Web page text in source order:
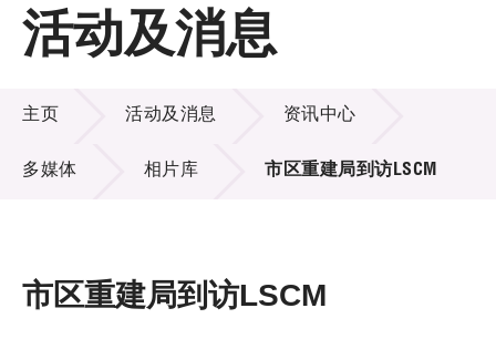
主页
关于LSCM
技术商品化
项目及资助计划
活动及消息
活动及消息
活动及消息
主页 活动及消息 资讯中心
多媒体 相片库 市区重建局到访LSCM
市区重建局到访LSCM